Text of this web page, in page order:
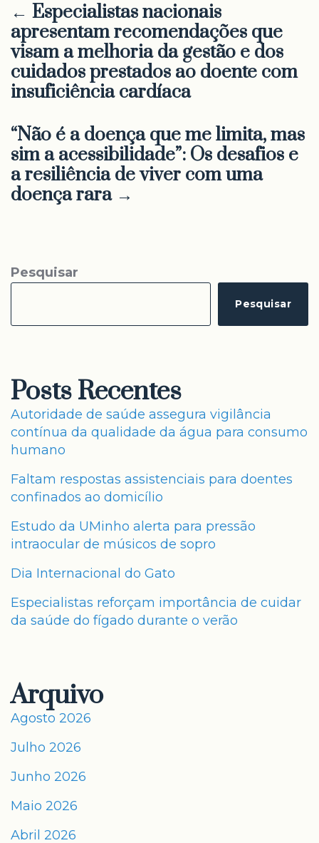
← Especialistas nacionais
apresentam recomendações que
visam a melhoria da gestão e dos
cuidados prestados ao doente com
insuficiência cardíaca
“Não é a doença que me limita, mas
sim a acessibilidade”: Os desafios e
a resiliência de viver com uma
doença rara →
Pesquisar
Pesquisar
Posts Recentes
Autoridade de saúde assegura vigilância
contínua da qualidade da água para consumo
humano
Faltam respostas assistenciais para doentes
confinados ao domicílio
Estudo da UMinho alerta para pressão
intraocular de músicos de sopro
Dia Internacional do Gato
Especialistas reforçam importância de cuidar
da saúde do fígado durante o verão
Arquivo
Agosto 2026
Julho 2026
Junho 2026
Maio 2026
Abril 2026